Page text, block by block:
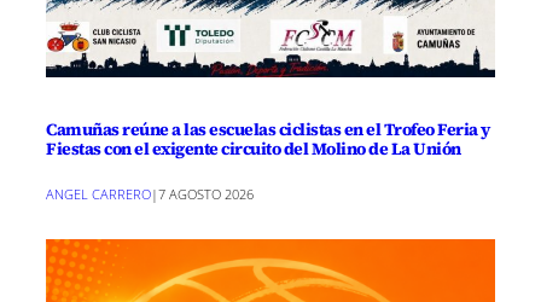
Camuñas reúne a las escuelas ciclistas en el Trofeo Feria y
Fiestas con el exigente circuito del Molino de La Unión
ANGEL CARRERO|7 AGOSTO 2026